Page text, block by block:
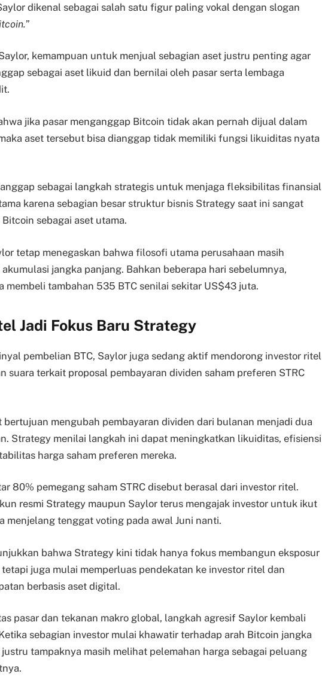
dikenal sebagai salah satu figur paling vokal dengan slogan
”
kemampuan untuk menjual sebagian aset justru penting agar
sebagai aset likuid dan bernilai oleh pasar serta lembaga
jika pasar menganggap Bitcoin tidak akan pernah dijual dalam
aset tersebut bisa dianggap tidak memiliki fungsi likuiditas nyata
sebagai langkah strategis untuk menjaga fleksibilitas finansial
karena sebagian besar struktur bisnis Strategy saat ini sangat
sebagai aset utama.
tetap menegaskan bahwa filosofi utama perusahaan masih
jangka panjang. Bahkan beberapa hari sebelumnya,
membeli tambahan 535 BTC senilai sekitar US$43 juta.
Jadi Fokus Baru Strategy
pembelian BTC, Saylor juga sedang aktif mendorong investor ritel
suara terkait proposal pembayaran dividen saham preferen STRC
bertujuan mengubah pembayaran dividen dari bulanan menjadi dua
Strategy menilai langkah ini dapat meningkatkan likuiditas, efisiensi
harga saham preferen mereka.
80% pemegang saham STRC disebut berasal dari investor ritel.
resmi Strategy maupun Saylor terus mengajak investor untuk ikut
menjelang tenggat voting pada awal Juni nanti.
bahwa Strategy kini tidak hanya fokus membangun eksposur
juga mulai memperluas pendekatan ke investor ritel dan
berbasis aset digital.
pasar dan tekanan makro global, langkah agresif Saylor kembali
sebagian investor mulai khawatir terhadap arah Bitcoin jangka
tampaknya masih melihat pelemahan harga sebagai peluang